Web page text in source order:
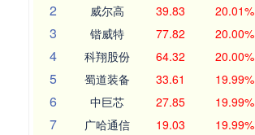
2 威尔高 39.83 20.01%
3 锴威特 77.82 20.00%
4 科翔股份 64.32 20.00%
5 蜀道装备 33.61 19.99%
6 中巨芯 27.85 19.99%
7 广哈通信 19.03 19.99%